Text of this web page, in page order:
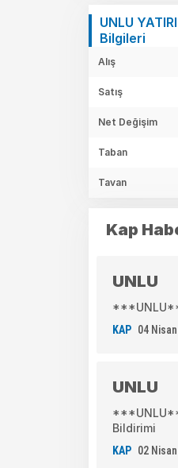
UNLU
Bilgileri
Alış
Satış
Net Değişim
Taban
Tavan
Kap
UNLU
KAP 04
UNLU
***UNLU***
Bildirimi
KAP 02